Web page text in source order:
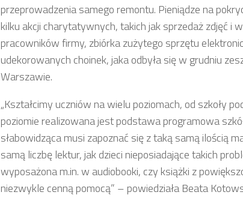
przeprowadzenia samego remontu. Pieniądze na
kilku akcji charytatywnych, takich jak sprzedaż zdjęć i
pracowników firmy, zbiórka zużytego sprzętu
udekorowanych choinek, jaka odbyła się w grudniu
Warszawie.
„Kształcimy uczniów na wielu poziomach, od szkoły
poziomie realizowana jest podstawa programowa
słabowidząca musi zapoznać się z taką samą ilością
samą liczbę lektur, jak dzieci nieposiadające takich
wyposażona m.in. w audiobooki, czy książki z
niezwykle cenną pomocą” – powiedziała Beata